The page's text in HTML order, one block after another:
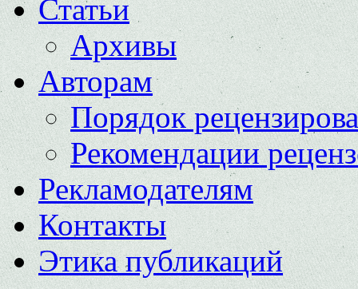
Статьи
Архивы
Авторам
Порядок
Рекомендации
Рекламодателям
Контакты
Этика публикаций